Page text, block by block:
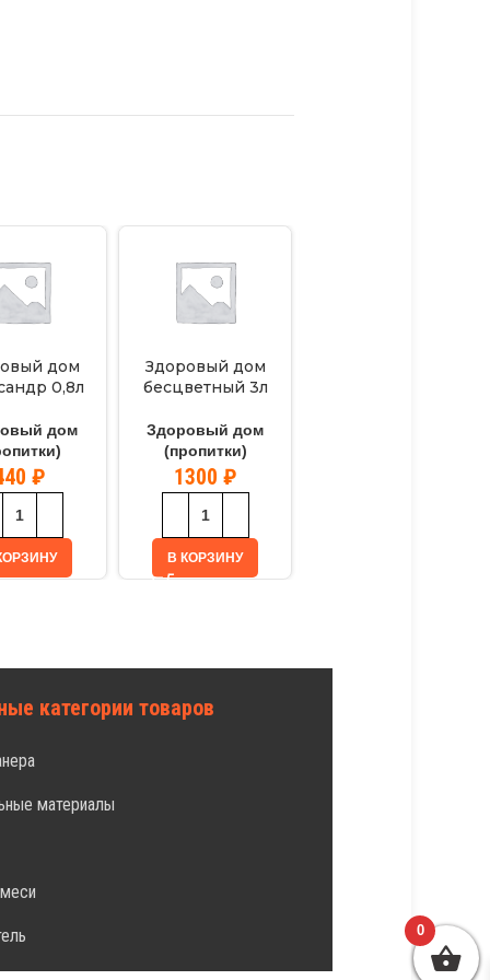
дом
0,8л
дом
₽
Здоровый дом
бесцветный 3л
Здоровый дом
(пропитки)
1300 ₽
В КОРЗИНУ
категории товаров
материалы
0